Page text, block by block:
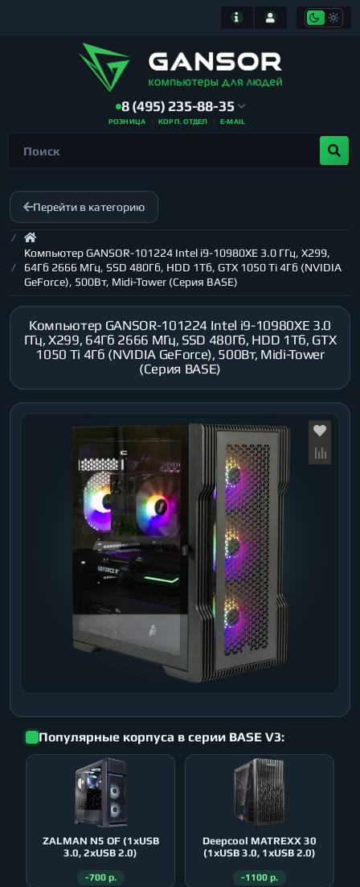
8 (495) 235-88-35
РОЗНИЦА КОРП. ОТДЕЛ E-MAIL
Перейти в категорию
Компьютер GANSOR-101224 Intel i9-10980XE 3.0 ГГц, X299,
64Гб 2666 МГц, SSD 480Гб, HDD 1Тб, GTX 1050 Ti 4Гб (NVIDIA
GeForce), 500Вт, Midi-Tower (Серия BASE)
Компьютер GANSOR-101224 Intel i9-10980XE 3.0
ГГц, X299, 64Гб 2666 МГц, SSD 480Гб, HDD 1Тб, GTX
1050 Ti 4Гб (NVIDIA GeForce), 500Вт, Midi-Tower
(Серия BASE)
Популярные корпуса в серии BASE V3:
ZALMAN N5 OF (1xUSB
3.0, 2xUSB 2.0)
-700 р.
Deepcool MATREXX 30
(1xUSB 3.0, 1xUSB 2.0)
-1100 р.